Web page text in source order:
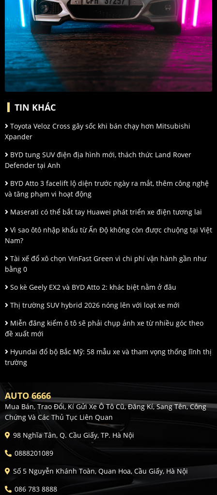
TIN KHÁC
Toyota Veloz Cross gây sốc khi bán chạy hơn Mitsubishi
Xpander
BYD tung SUV điện địa hình mới, thách thức Land Rover
Defender tại Anh
BYD Atto 3 facelift lộ diện trước ngày ra mắt, thêm công nghệ
và tăng phạm vi hoạt động
Maserati có thể bắt tay Huawei phát triển xe điện tương lai
Vì sao ôtô nhập khẩu từ Ấn Độ không còn được chuộng tại Việt
Nam?
Tài xế đổ xô chọn VinFast Green vì chi phí vận hành gần như
bằng 0
So kè Geely EX2 và BYD Atto 2: khác biệt nằm ở đâu
Thị trường SUV hybrid 2026 nóng lên với loạt xe mới
Miễn đăng kiểm ô tô sẽ phải chụp ảnh xe từ nhiều góc theo
đề xuất mới
Hyundai đổ bộ Bắc Mỹ: 58 mẫu xe và tham vọng thống lĩnh thị
trường
AUTO 6666
Mua Bán, Trao Đổi, Kí Gửi Xe Ô Tô Cũ, Đăng Kí, Sang Tên, Công
Chứng Và Các Thủ Tục Liên Quan
98 Nghĩa Tân, Q. Cầu Giấy, TP. Hà Nội
0888201089
Số 5 Nguyễn Khánh Toàn, Quan Hoa, Cầu Giấy, Hà Nội
086 783 8888